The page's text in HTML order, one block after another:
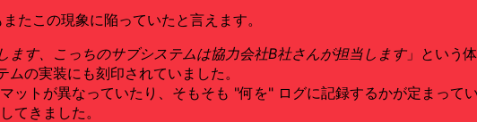
たこの現象に陥っていたと言えます。
ます、こっちのサブシステムは協力会社B社さんが担当します」という
の実装にも刻印されていました。
ットが異なっていたり、そもそも "何を" ログに記録するかが定まって
てきました。